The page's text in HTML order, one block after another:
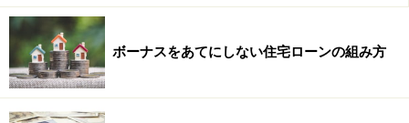
ボーナスをあてにしない住宅ローンの組み方